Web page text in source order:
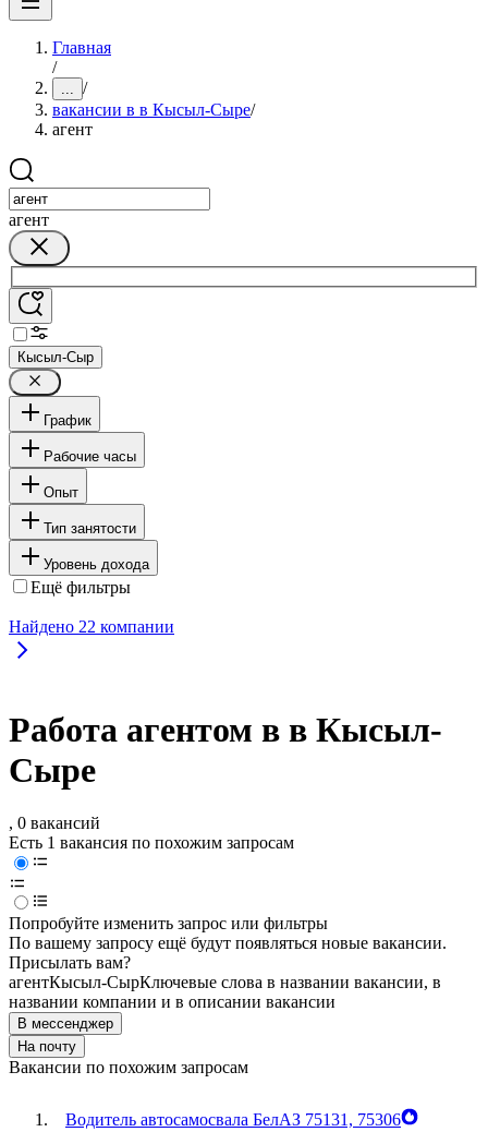
Главная
/
... /
вакансии в в Кысыл-Сыре/
агент
агент
Кысыл-Сыр
График
Рабочие часы
Опыт
Тип занятости
Уровень дохода
Ещё фильтры
Найдено 22 компании
Работа агентом в в Кысыл-
Сыре
, 0 вакансий
Есть 1 вакансия по похожим запросам
Попробуйте изменить запрос или фильтры
По вашему запросу ещё будут появляться новые вакансии.
Присылать вам?
агентКысыл-СырКлючевые слова в названии вакансии, в
названии компании и в описании вакансии
В мессенджер
На почту
Вакансии по похожим запросам
Водитель автосамосвала БелАЗ 75131, 75306